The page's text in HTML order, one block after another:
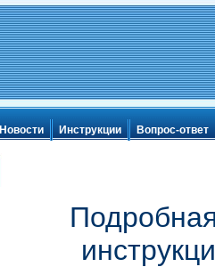
Новости Инструкции Вопрос-ответ